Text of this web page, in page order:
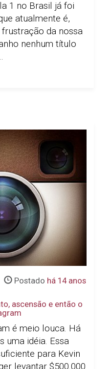
1 no Brasil já foi
atualmente é,
da nossa
nenhum título
Postado há 14 anos
ascensão e então o
é meio louca. Há
uma idéia. Essa
para Kevin
levantar $500.000